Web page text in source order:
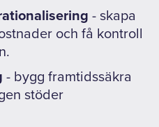
- skapa
och få kontroll
- bygg framtidssäkra
stöder